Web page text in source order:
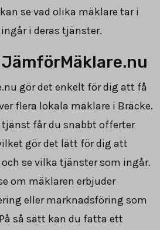
se vad olika mäklare tar i
i deras tjänster.
gör det enkelt för dig att få
flera lokala mäklare i Bräcke.
tjänst får du snabbt offerter
gör det lätt för dig att
se vilka tjänster som ingår.
om mäklaren erbjuder
eller marknadsföring som
så sätt kan du fatta ett